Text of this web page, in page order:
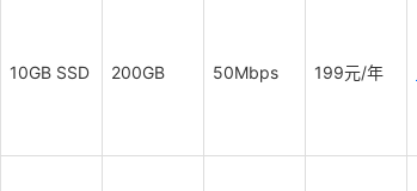
10GB SSD 200GB 50Mbps 199元/年